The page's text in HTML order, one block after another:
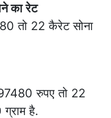
24 कैरेट सोना
रेट
प्रति 10 ग्राम